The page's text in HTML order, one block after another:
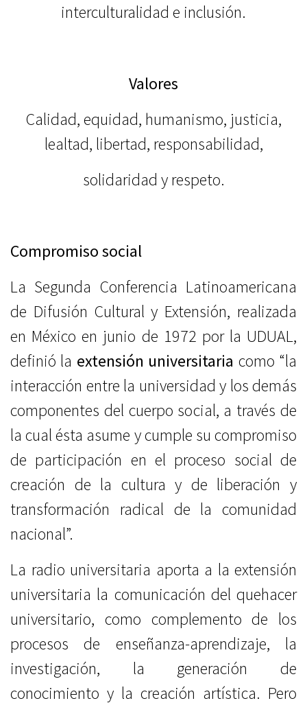
interculturalidad e inclusión.
Valores
Calidad, equidad, humanismo, justicia,
lealtad, libertad, responsabilidad,
solidaridad y respeto.
Compromiso social
La Segunda Conferencia Latinoamericana
de Difusión Cultural y Extensión, realizada
en México en junio de 1972 por la UDUAL,
definió la extensión universitaria como “la
interacción entre la universidad y los demás
componentes del cuerpo social, a través de
la cual ésta asume y cumple su compromiso
de participación en el proceso social de
creación de la cultura y de liberación y
transformación radical de la comunidad
nacional”.
La radio universitaria aporta a la extensión
universitaria la comunicación del quehacer
universitario, como complemento de los
procesos de enseñanza-aprendizaje, la
investigación, la generación de
conocimiento y la creación artística. Pero